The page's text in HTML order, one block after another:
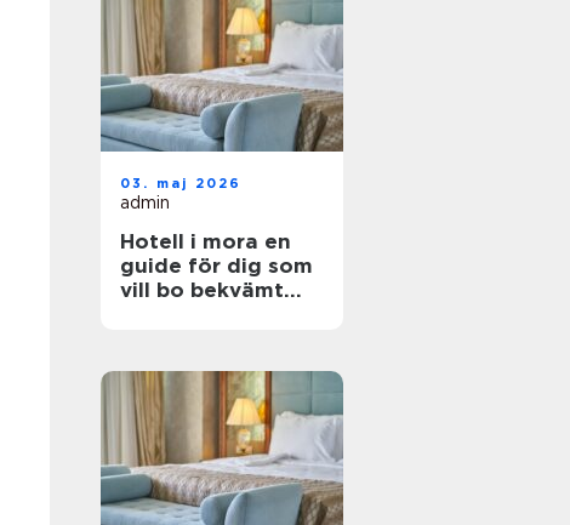
03. maj 2026
admin
Hotell i mora en
guide för dig som
vill bo bekvämt